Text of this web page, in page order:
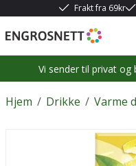
Frakt fra 69kr
Vi sender til privat og
/
Hjem /
Drikke Varme